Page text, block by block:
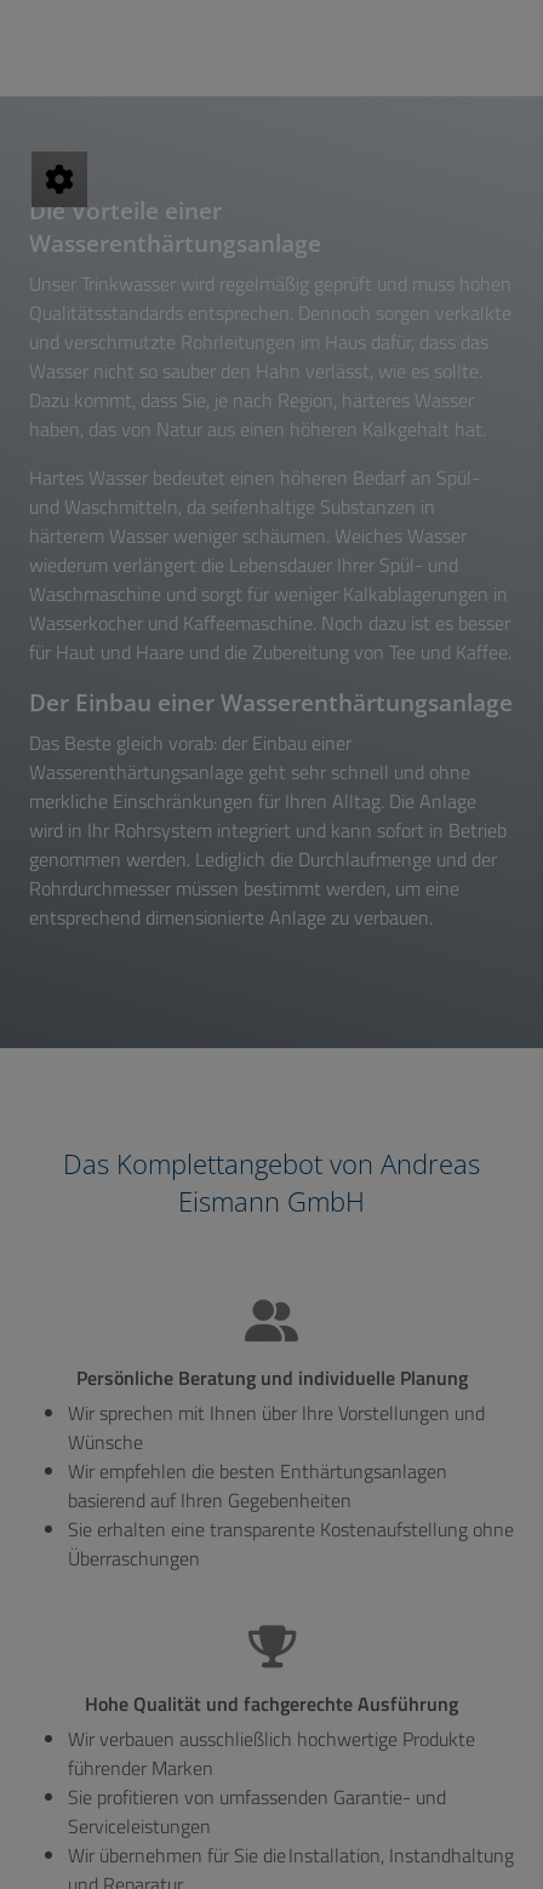
Die Vorteile einer
Wasserenthärtungsanlage
Unser Trinkwasser wird regelmäßig geprüft und muss hohen
Qualitätsstandards entsprechen. Dennoch sorgen verkalkte
und verschmutzte Rohrleitungen im Haus dafür, dass das
Wasser nicht so sauber den Hahn verlässt, wie es sollte.
Dazu kommt, dass Sie, je nach Region, härteres Wasser
haben, das von Natur aus einen höheren Kalkgehalt hat.
Hartes Wasser bedeutet einen höheren Bedarf an Spül-
und Waschmitteln, da seifenhaltige Substanzen in
härterem Wasser weniger schäumen. Weiches Wasser
wiederum verlängert die Lebensdauer Ihrer Spül- und
Waschmaschine und sorgt für weniger Kalkablagerungen in
Wasserkocher und Kaffeemaschine. Noch dazu ist es besser
für Haut und Haare und die Zubereitung von Tee und Kaffee.
Der Einbau einer Wasserenthärtungsanlage
Das Beste gleich vorab: der Einbau einer
Wasserenthärtungsanlage geht sehr schnell und ohne
merkliche Einschränkungen für Ihren Alltag. Die Anlage
wird in Ihr Rohrsystem integriert und kann sofort in Betrieb
genommen werden. Lediglich die Durchlaufmenge und der
Rohrdurchmesser müssen bestimmt werden, um eine
entsprechend dimensionierte Anlage zu verbauen.
Das Komplettangebot von Andreas
Eismann GmbH
Persönliche Beratung und individuelle Planung
Wir sprechen mit Ihnen über Ihre Vorstellungen und
Wünsche
Wir empfehlen die besten Enthärtungsanlagen
basierend auf Ihren Gegebenheiten
Sie erhalten eine transparente Kostenaufstellung ohne
Überraschungen
Hohe Qualität und fachgerechte Ausführung
Wir verbauen ausschließlich hochwertige Produkte
führender Marken
Sie profitieren von umfassenden Garantie- und
Serviceleistungen
Wir übernehmen für Sie die Installation, Instandhaltung